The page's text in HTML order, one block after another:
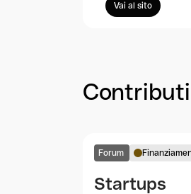
Vai al sito
Contributi
Forum
Startups